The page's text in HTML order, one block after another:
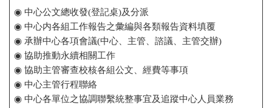
◉ 中心公文總收發(登記桌)及分派
◉ 中心内各組工作報告之彙編與各類報告資料填覆
◉ 承辦中心各項會議(中心、主管、諮議、主管交辦)
◉ 協助推動永續相關工作
◉ 協助主管審查校核各組公文、經費等事項
◉ 中心主管行程聯絡
◉ 中心各單位之協調聯繫統整事宜及追蹤中心人員業務